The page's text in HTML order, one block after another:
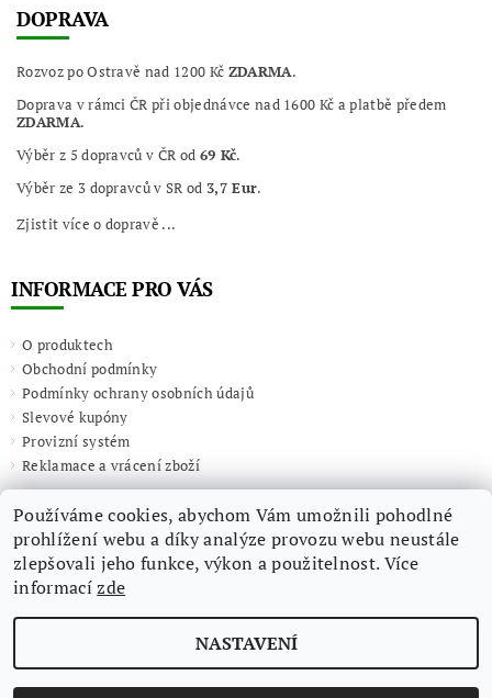
DOPRAVA
Rozvoz po Ostravě nad 1200 Kč ZDARMA.
Doprava v rámci ČR při objednávce nad 1600 Kč a platbě předem
ZDARMA.
Výběr z 5 dopravců v ČR od 69 Kč.
Výběr ze 3 dopravců v SR od 3,7 Eur.
Zjistit více o dopravě ...
INFORMACE PRO VÁS
O produktech
Obchodní podmínky
Podmínky ochrany osobních údajů
Slevové kupóny
Provizní systém
Reklamace a vrácení zboží
Používáme cookies, abychom Vám umožnili pohodlné
prohlížení webu a díky analýze provozu webu neustále
zlepšovali jeho funkce, výkon a použitelnost. Více
informacízde
NASTAVENÍ